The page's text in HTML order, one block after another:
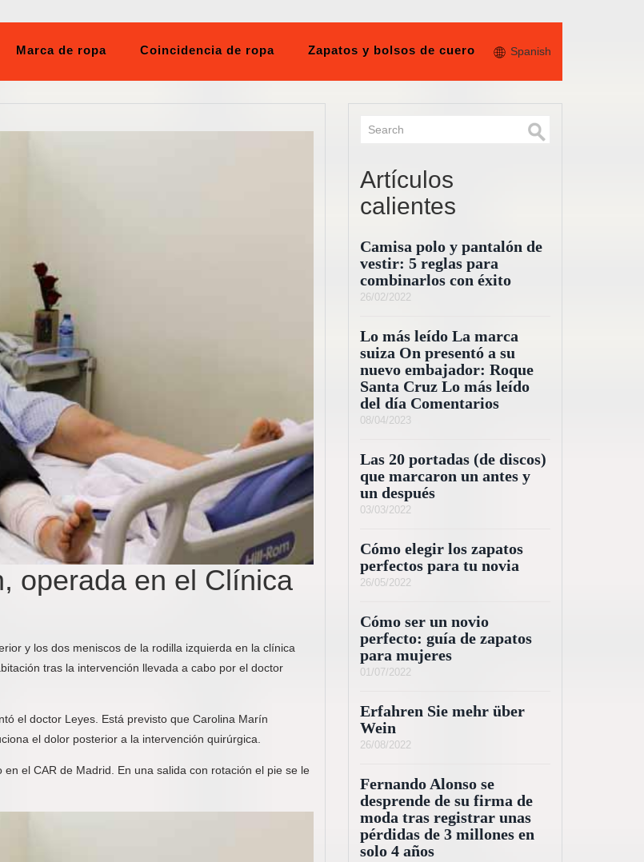
Marca de ropa Coincidencia de ropa Zapatos y bolsos de cuero Spanish
operada en el Clínica
y los dos meniscos de la rodilla izquierda en la clínica
tras la intervención llevada a cabo por el doctor
el doctor Leyes. Está previsto que Carolina Marín
el dolor posterior a la intervención quirúrgica.
el CAR de Madrid. En una salida con rotación el pie se le
Artículos
calientes
Camisa polo y pantalón de
vestir: 5 reglas para
combinarlos con éxito
26/02/2022
Lo más leído La marca
suiza On presentó a su
nuevo embajador: Roque
Santa Cruz Lo más leído
del día Comentarios
08/04/2023
Las 20 portadas (de discos)
que marcaron un antes y
un después
03/03/2022
Cómo elegir los zapatos
perfectos para tu novia
26/05/2022
Cómo ser un novio
perfecto: guía de zapatos
para mujeres
01/07/2022
Erfahren Sie mehr über
Wein
26/08/2022
Fernando Alonso se
desprende de su firma de
moda tras registrar unas
pérdidas de 3 millones en
solo 4 años